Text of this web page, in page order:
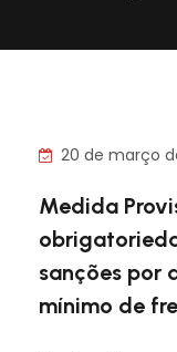
20 de março
Medida
sanções por
mínimo de